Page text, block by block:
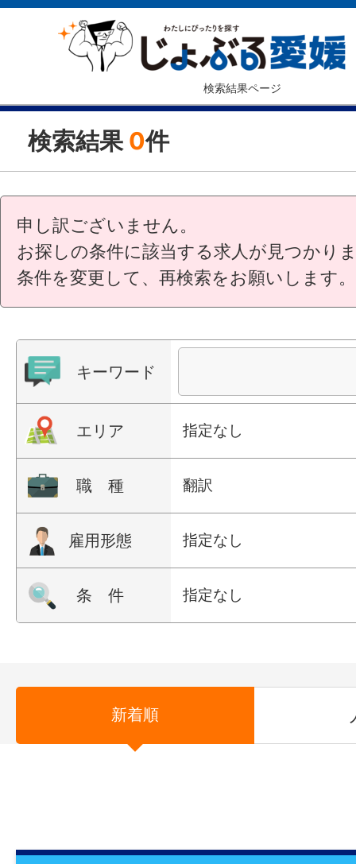
検索結果ページ
検索結果 0件
申し訳ございません。
お探しの条件に該当する求人が見つかり
条件を変更して、再検索をお願いします。
キーワード
エリア 指定なし
職 種 翻訳
雇用形態 指定なし
条 件 指定なし
新着順